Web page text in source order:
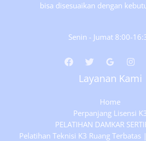
bisa disesuaikan dengan
Senin - Jumat 8:00-
Layanan Kami
Home
Perpanjang Lisensi
PELATIHAN DAMKAR
Pelatihan Teknisi K3 Ruang Terbatas